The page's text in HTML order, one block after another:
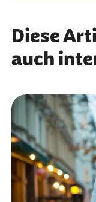
Diese
auch